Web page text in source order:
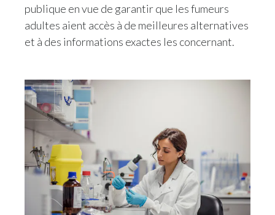
publique en vue de garantir que les fumeurs
adultes aient accès à de meilleures alternatives
et à des informations exactes les concernant.